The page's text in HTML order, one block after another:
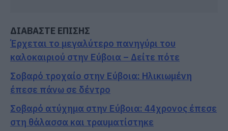
ΔΙΑΒΑΣΤΕ ΕΠΙΣΗΣ
Έρχεται το μεγαλύτερο πανηγύρι του
καλοκαιριού στην Εύβοια – Δείτε πότε
Σοβαρό τροχαίο στην Εύβοια: Ηλικιωμένη
έπεσε πάνω σε δέντρο
Σοβαρό ατύχημα στην Εύβοια: 44χρονος έπεσε
στη θάλασσα και τραυματίστηκε